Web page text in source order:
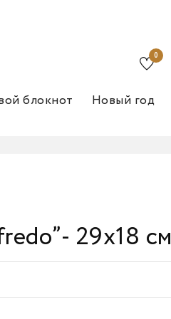
0
блокнот
Новый год
29х18 см